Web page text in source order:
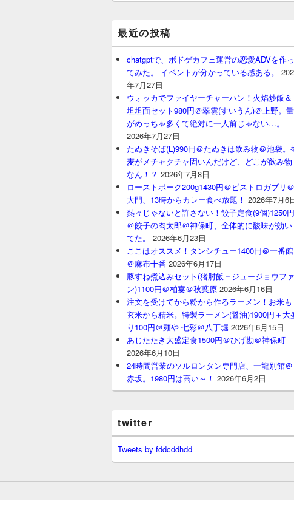
最近の投稿
chatgptで、ボドゲカフェ運営の恋愛ADVを作っ
てみた。 イベントが分かっている感ある。
年7月27日
ウォッカでファイヤーチャーハン！火焰炒飯＆
坦坦面セット980円＠翠雲(すいうん)＠上野。量
がめっちゃ多くて絶対に一人前じゃない…。
2026年7月27日
たぬきそば(L)990円＠たぬきは飲み物＠池袋。
麦がメチャクチャ固いんだけど、どこが飲み物
なん！？ 2026年7月8日
ローストポーク200g1430円＠ビストロガブリ＠
大門、13時からカレー食べ放題！ 2026年7月6
熱々じゃないと許さない！餃子定食(9個)1250円
＠餃子の肉太郎＠神保町、全体的に酸味が効い
てた。
2026年6月23日
ここはオススメ！タンシチュー1400円＠一番館
＠麻布十番 2026年6月17日
豚すね煮込みセット(猪肘飯＝ジュージョウファ
ン)1100円＠柏宴＠秋葉原 2026年6月16日
注文を受けてから粉から作るラーメン！お米も
玄米から精米。特製ラーメン(醤油)1900円＋大
り100円＠麺や 七彩＠八丁堀 2026年6月15日
あじたたき大盛定食1500円＠ひげ勘＠神保町
2026年6月10日
24時間営業のソルロンタン専門店、一龍別館＠
赤坂。1980円は高い～！ 2026年6月2日
twitter
Tweets by fddcddhdd